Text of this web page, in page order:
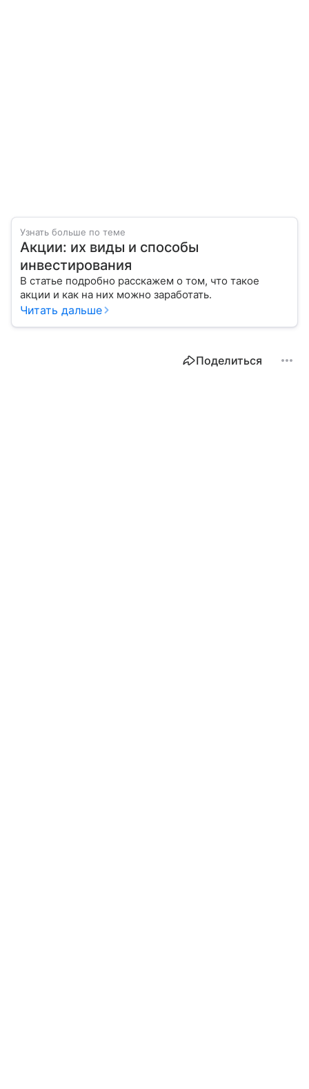
Узнать больше по теме
Акции: их виды и способы
инвестирования
В статье подробно расскажем о том, что такое
акции и как на них можно заработать.
Читать дальше
Поделиться